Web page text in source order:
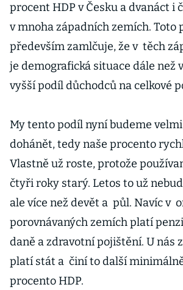
procent HDP v Česku a dvanáct i
v mnoha západních zemích. Toto
především zamlčuje, že v těch
je demografická situace dále než
vyšší podíl důchodců na celkové
My tento podíl nyní budeme
dohánět, tedy naše procento
Vlastně už roste, protože
čtyři roky starý. Letos to už
ale více než devět a půl. Navíc v
porovnávaných zemích platí
daně a zdravotní pojištění. U nás
platí stát a činí to další
procento HDP.